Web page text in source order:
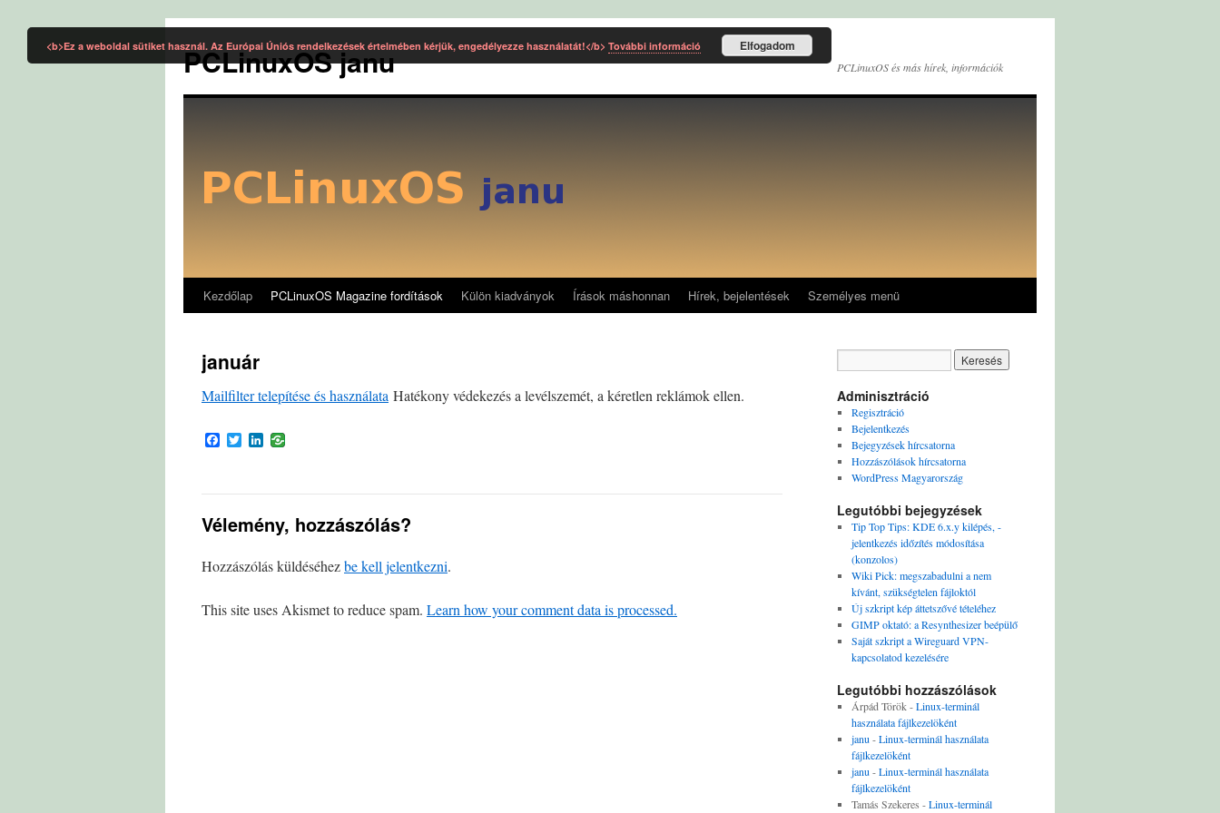
Kilépés
a
tartalomba
PCLinuxOS janu PCLinuxOS és más hírek, információk
Kezdőlap PCLinuxOS Magazine fordítások Külön kiadványok Írások máshonnan Hírek, bejelentések Személyes menü
január
Mailfilter telepítése és használata Hatékony védekezés a levélszemét, a kéretlen reklámok ellen.
Facebook
TwitterLinkedIn
Vélemény, hozzászólás?
Hozzászólás küldéséhezbe kell jelentkezni.
This site uses Akismet to reduce spam. Learn how your comment data is processed.
Adminisztráció
Regisztráció
Bejelentkezés
Bejegyzések hírcsatorna
Hozzászólások hírcsatorna
WordPress Magyarország
Legutóbbi bejegyzések
Tip Top Tips: KDE 6.x.y kilépés, -
jelentkezés időzítés módosítása
(konzolos)
Wiki Pick: megszabadulni a nem
kívánt, szükségtelen fájloktól
Új szkript kép áttetszővé tételéhez
GIMP oktató: a Resynthesizer beépülő
Saját szkript a Wireguard VPN-
kapcsolatod kezelésére
Legutóbbi hozzászólások
Árpád Török-Linux-terminál
használata fájlkezelöként
janu -Linux-terminál használata
fájlkezelöként
janu -Linux-terminál használata
fájlkezelöként
Tamás Szekeres -Linux-terminál
<b>Ez a weboldal sütiket használ. Az Európai Úniós rendelkezések értelmében kérjük, engedélyezze használatát!</b> További információ Elfogadom